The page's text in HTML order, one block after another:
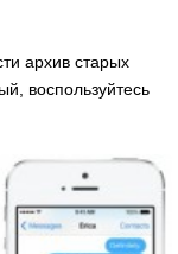
архив старых
воспользуйтесь